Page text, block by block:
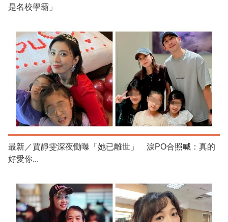
是名校學霸」
最新／賈靜雯深夜慟曝「她已離世」 淚PO合照喊：真的
好愛你...